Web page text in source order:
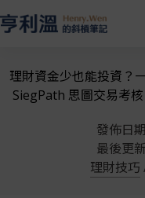
理財資金少也能投資？
SiegPath 思圖交易考
發佈日
最後更
理財技巧